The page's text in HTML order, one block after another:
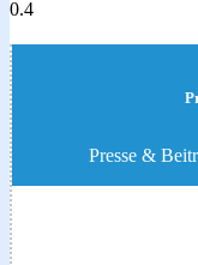
Presse &